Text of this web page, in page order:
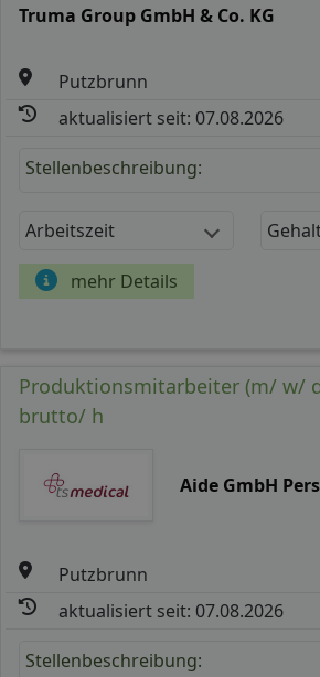
Truma Group GmbH & Co. KG
Putzbrunn
aktualisiert seit: 07.08.2026
Stellenbeschreibung:
Arbeitszeit
mehr Details
Produktionsmitarbeiter (m/ w/
brutto/ h
Aide GmbH
Putzbrunn
aktualisiert seit: 07.08.2026
Stellenbeschreibung: